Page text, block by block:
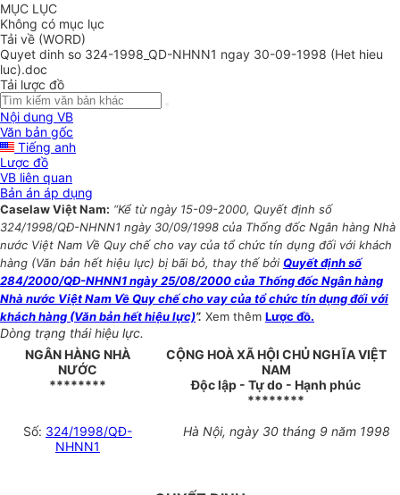
MỤC LỤC
Không có mục lục
Tải về (WORD)
Quyet dinh so 324-1998_QD-NHNN1 ngay 30-09-1998 (Het hieu
luc).doc
Tải lược đồ
Nội dung VB
Văn bản gốc
Tiếng anh
Lược đồ
VB liên quan
Bản án áp dụng
Caselaw Việt Nam: “Kể từ ngày 15-09-2000, Quyết định số
324/1998/QĐ-NHNN1 ngày 30/09/1998 của Thống đốc Ngân hàng Nhà
nước Việt Nam Về Quy chế cho vay của tổ chức tín dụng đối với khách
hàng (Văn bản hết hiệu lực) bị bãi bỏ, thay thế bởi Quyết định số
284/2000/QĐ-NHNN1 ngày 25/08/2000 của Thống đốc Ngân hàng
Nhà nước Việt Nam Về Quy chế cho vay của tổ chức tín dụng đối với
khách hàng (Văn bản hết hiệu lực)”. Xem thêm Lược đồ.
Dòng trạng thái hiệu lực.
NGÂN HÀNG NHÀ
NƯỚC
********
CỘNG HOÀ XÃ HỘI CHỦ NGHĨA VIỆT
NAM
Độc lập - Tự do - Hạnh phúc
********
Số: 324/1998/QĐ-
NHNN1
Hà Nội, ngày 30 tháng 9 năm 1998